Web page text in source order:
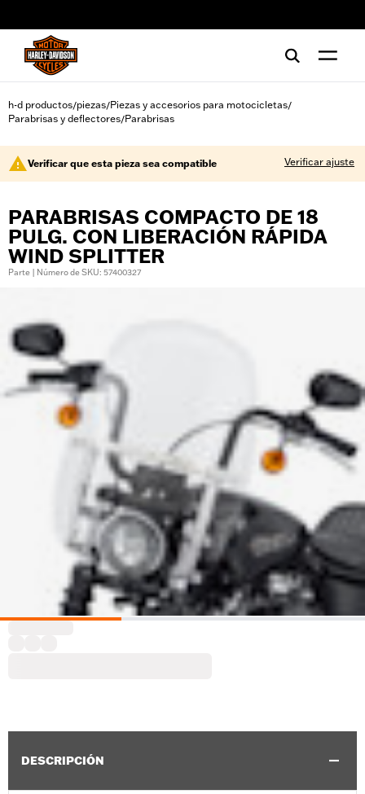
h-d productos/piezas/Piezas y accesorios para motocicletas/
Parabrisas y deflectores/Parabrisas
Verificar que esta pieza sea compatible Verificar ajuste
PARABRISAS COMPACTO DE 18
PULG. CON LIBERACIÓN RÁPIDA
WIND SPLITTER
Parte | Número de SKU: 57400327
DESCRIPCIÓN